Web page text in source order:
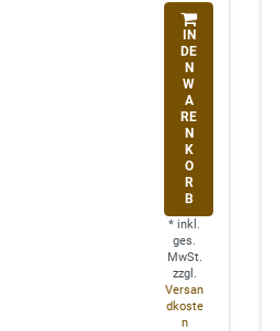
IN
DE
N
W
A
RE
N
K
O
R
B
* inkl.
ges.
MwSt.
zzgl.
Versan
dkoste
n